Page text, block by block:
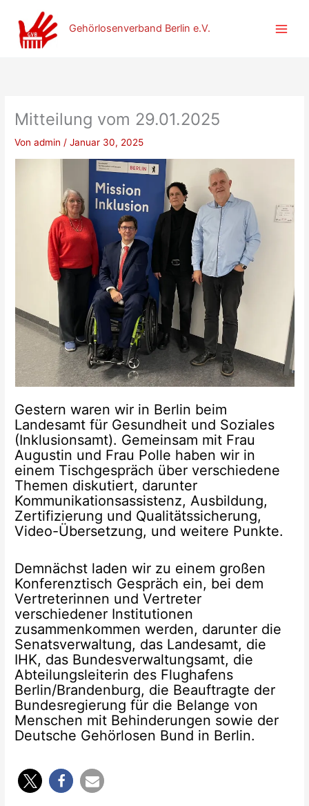
Inhalt
springen
Gehörlosenverband Berlin e.V.
Mitteilung vom 29.01.2025
Vonadmin/Januar 30, 2025
Gestern waren wir in Berlin beim
Landesamt für Gesundheit und Soziales
(Inklusionsamt). Gemeinsam mit Frau
Augustin und Frau Polle haben wir in
einem Tischgespräch über verschiedene
Themen diskutiert, darunter
Kommunikationsassistenz, Ausbildung,
Zertifizierung und Qualitätssicherung,
Video-Übersetzung, und weitere Punkte.
Demnächst laden wir zu einem großen
Konferenztisch Gespräch ein, bei dem
Vertreterinnen und Vertreter
verschiedener Institutionen
zusammenkommen werden, darunter die
Senatsverwaltung, das Landesamt, die
IHK, das Bundesverwaltungsamt, die
Abteilungsleiterin des Flughafens
Berlin/Brandenburg, die Beauftragte der
Bundesregierung für die Belange von
Menschen mit Behinderungen sowie der
Deutsche Gehörlosen Bund in Berlin.